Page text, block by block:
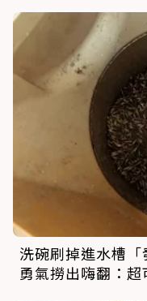
洗碗刷掉進水槽
勇氣撈出嗨翻：超